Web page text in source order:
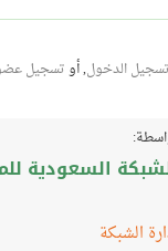
تسجيل الدخول, أوتسجيل
السعودية
الشبكة